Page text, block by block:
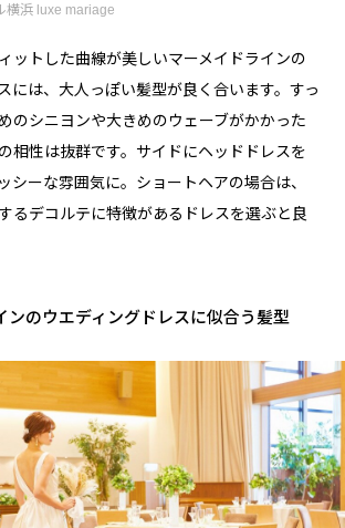
横浜 luxe mariage
ットした曲線が美しいマーメイドラインの
には、大人っぽい髪型が良く合います。すっ
のシニヨンや大きめのウェーブがかかった
相性は抜群です。サイドにヘッドドレスを
シーな雰囲気に。ショートヘアの場合は、
るデコルテに特徴があるドレスを選ぶと良
ンのウエディングドレスに似合う髪型